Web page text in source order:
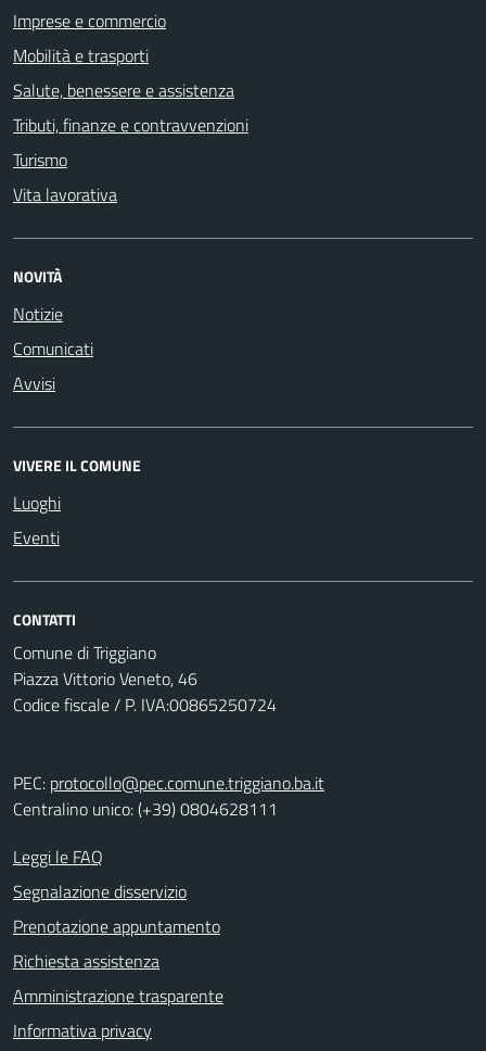
Imprese e commercio
Mobilità e trasporti
Salute, benessere e assistenza
Tributi, finanze e contravvenzioni
Turismo
Vita lavorativa
NOVITÀ
Notizie
Comunicati
Avvisi
VIVERE IL COMUNE
Luoghi
Eventi
CONTATTI
Comune di Triggiano
Piazza Vittorio Veneto, 46
Codice fiscale / P. IVA:00865250724
PEC: protocollo@pec.comune.triggiano.ba.it
Centralino unico: (+39) 0804628111
Leggi le FAQ
Segnalazione disservizio
Prenotazione appuntamento
Richiesta assistenza
Amministrazione trasparente
Informativa privacy